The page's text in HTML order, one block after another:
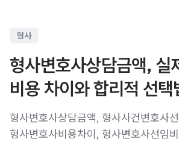
형사
형사변호사상담금액, 실
비용 차이와 합리적 선택
형사변호사상담금액, 형사사건변호사
형사변호사비용차이, 형사변호사선임